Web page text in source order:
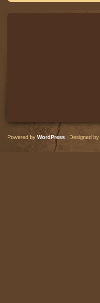
Powered by WordPress | Designed by